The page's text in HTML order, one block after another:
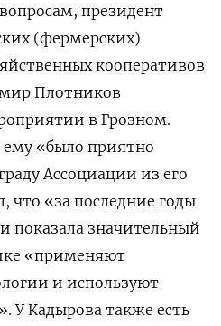
президент
(фермерских)
кооперативов
Плотников
в Грозном.
«было приятно
Ассоциации из его
что «за последние годы
показала значительный
«применяют
и используют
У Кадырова также есть